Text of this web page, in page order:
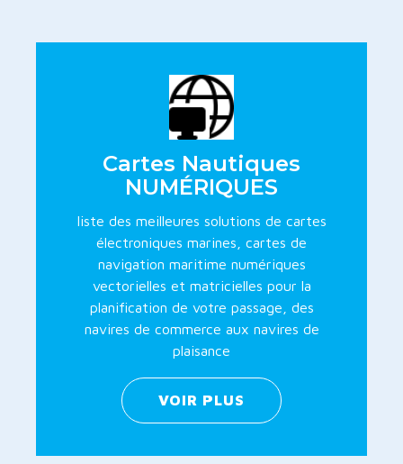
Cartes Nautiques
NUMÉRIQUES
liste des meilleures solutions de cartes
électroniques marines, cartes de
navigation maritime numériques
vectorielles et matricielles pour la
planification de votre passage, des
navires de commerce aux navires de
plaisance
VOIR PLUS